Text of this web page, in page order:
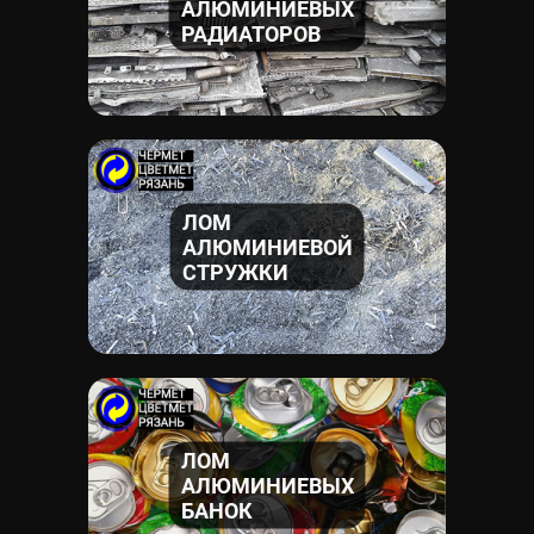
АЛЮМИНИЕВЫХ
РАДИАТОРОВ
14
ЛОМ
АЛЮМИНИЕВОЙ
СТРУЖКИ
Лом алюминиевой стружкикатегории А22
Стружка алюминиевого ломаА22 - это
Однако данный лом не отличается
Использованиеалюминиевой стружки А22
15
ЛОМ
АЛЮМИНИЕВЫХ
БАНОК
Лом алюминиевых баноккатегории А30 -
Алюминиевые банки А30обладают
Лом алюминиевых банокА30 широко
16